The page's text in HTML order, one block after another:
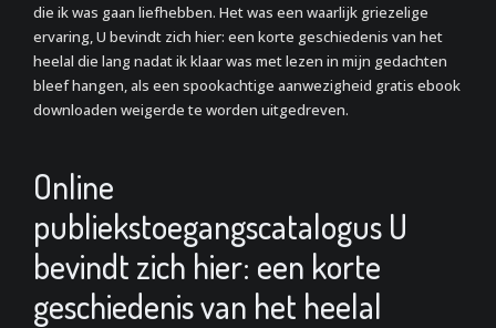
die ik was gaan liefhebben. Het was een waarlijk griezelige
ervaring, U bevindt zich hier: een korte geschiedenis van het
heelal die lang nadat ik klaar was met lezen in mijn gedachten
bleef hangen, als een spookachtige aanwezigheid gratis ebook
downloaden weigerde te worden uitgedreven.
Online
publiekstoegangscatalogus U
bevindt zich hier: een korte
geschiedenis van het heelal